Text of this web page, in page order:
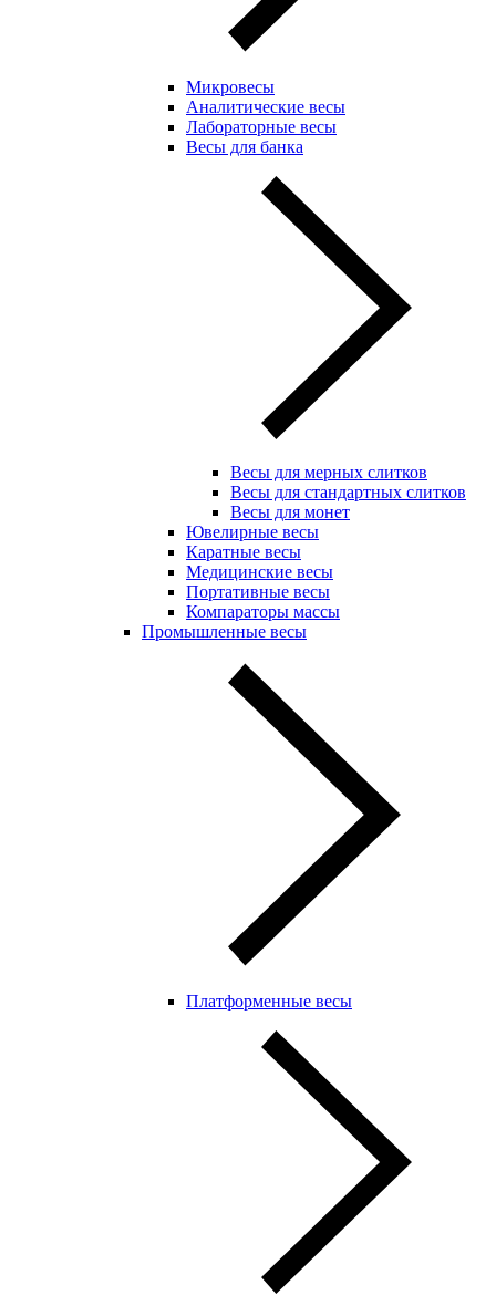
Микровесы
Аналитические весы
Лабораторные весы
Весы для банка
Весы для мерных слитков
Весы для стандартных слитков
Весы для монет
Ювелирные весы
Каратные весы
Медицинские весы
Портативные весы
Компараторы массы
Промышленные весы
Платформенные весы